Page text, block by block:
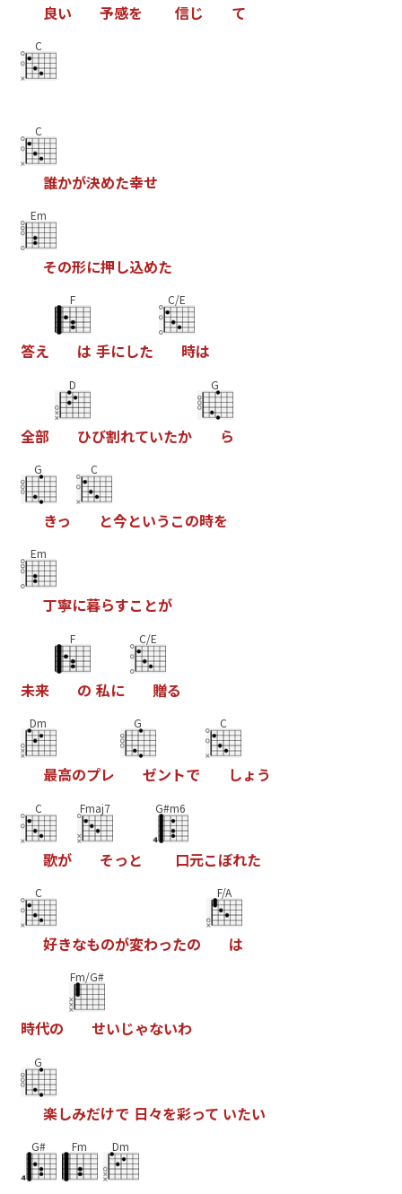
良い 予感を 信じ て
C
C
誰かが決めた幸せ
Em
その形に押し込めた
答え
F
は 手にした
C/E
時は
全部
D
ひび割れていたか
G
ら
G
きっ
C
と今という この時を
Em
丁寧に暮らすこ とが
未来
F
の 私に
C/E
贈る
Dm
最高のプレ
G
ゼン トで
C
しょ う
C
歌が
Fmaj7
そっ と
G#m6
口元こぼれた
C
好きなものが変わったの
F/A
は
時代の
Fm/G#
せいじゃないわ
G
楽しみだけで 日々を彩って いたい
G# Fm Dm